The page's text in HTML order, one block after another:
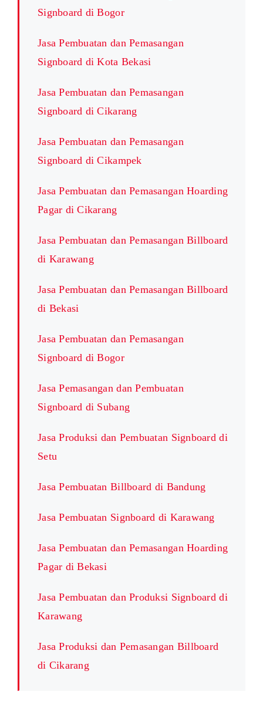
Signboard di Bogor
Jasa Pembuatan dan Pemasangan
Signboard di Kota Bekasi
Jasa Pembuatan dan Pemasangan
Signboard di Cikarang
Jasa Pembuatan dan Pemasangan
Signboard di Cikampek
Jasa Pembuatan dan Pemasangan Hoarding
Pagar di Cikarang
Jasa Pembuatan dan Pemasangan Billboard
di Karawang
Jasa Pembuatan dan Pemasangan Billboard
di Bekasi
Jasa Pembuatan dan Pemasangan
Signboard di Bogor
Jasa Pemasangan dan Pembuatan
Signboard di Subang
Jasa Produksi dan Pembuatan Signboard di
Setu
Jasa Pembuatan Billboard di Bandung
Jasa Pembuatan Signboard di Karawang
Jasa Pembuatan dan Pemasangan Hoarding
Pagar di Bekasi
Jasa Pembuatan dan Produksi Signboard di
Karawang
Jasa Produksi dan Pemasangan Billboard
di Cikarang